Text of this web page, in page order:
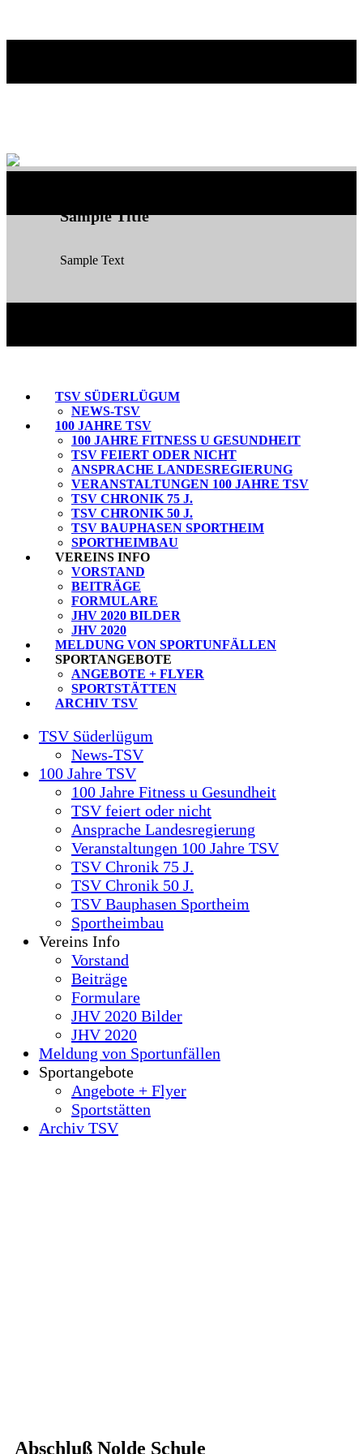
Sample Title
Sample Text
TSV SÜDERLÜGUM
NEWS-TSV
100 JAHRE TSV
100 JAHRE FITNESS U GESUNDHEIT
TSV FEIERT ODER NICHT
ANSPRACHE LANDESREGIERUNG
VERANSTALTUNGEN 100 JAHRE TSV
TSV CHRONIK 75 J.
TSV CHRONIK 50 J.
TSV BAUPHASEN SPORTHEIM
SPORTHEIMBAU
VEREINS INFO
VORSTAND
BEITRÄGE
FORMULARE
JHV 2020 BILDER
JHV 2020
MELDUNG VON SPORTUNFÄLLEN
SPORTANGEBOTE
ANGEBOTE + FLYER
SPORTSTÄTTEN
ARCHIV TSV
TSV Süderlügum
News-TSV
100 Jahre TSV
100 Jahre Fitness u Gesundheit
TSV feiert oder nicht
Ansprache Landesregierung
Veranstaltungen 100 Jahre TSV
TSV Chronik 75 J.
TSV Chronik 50 J.
TSV Bauphasen Sportheim
Sportheimbau
Vereins Info
Vorstand
Beiträge
Formulare
JHV 2020 Bilder
JHV 2020
Meldung von Sportunfällen
Sportangebote
Angebote + Flyer
Sportstätten
Archiv TSV
Abschluß Nolde Schule